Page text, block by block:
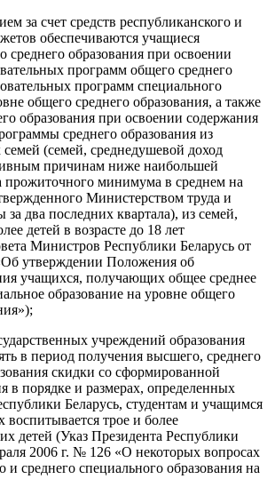
за счет средств республиканского и
обеспечиваются учащиеся
среднего образования при освоении
программ общего среднего
программ специального
общего среднего образования, а также
образования при освоении содержания
среднего образования из
(семей, среднедушевой доход
причинам ниже наибольшей
минимума в среднем на
Министерством труда и
два последних квартала), из семей,
детей в возрасте до 18 лет
Министров Республики Беларусь от
утверждении Положения об
учащихся, получающих общее среднее
образование на уровне общего
учреждений образования
в период получения высшего, среднего
скидки со сформированной
в порядке и размерах, определенных
Беларусь, студентам и учащимся
воспитывается трое и более
детей (Указ Президента Республики
2006 г. № 126 «О некоторых вопросах
среднего специального образования на